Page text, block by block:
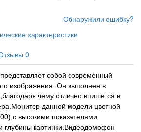
Обнаружили ошибку?
характеристики
0
представляет собой современный
изображения .Он выполнен в
чему отлично впишется в
данной модели цветной
высокими показателями
глубины картинки.Видеодомофон